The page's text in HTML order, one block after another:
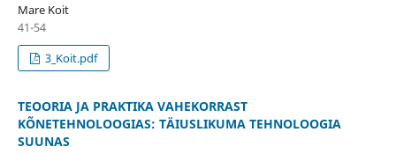
Mare Koit
41-54
3_Koit.pdf
TEOORIA JA PRAKTIKA VAHEKORRAST
KÕNETEHNOLOOGIAS: TÄIUSLIKUMA TEHNOLOOGIA
SUUNAS